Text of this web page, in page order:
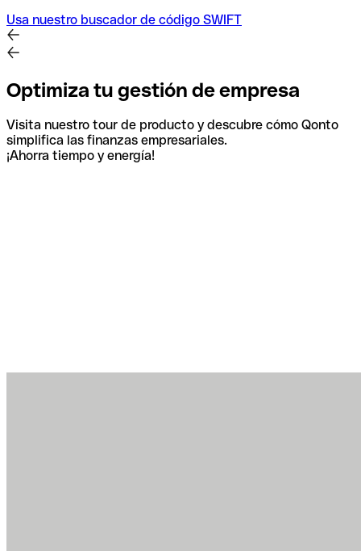
Usa nuestro buscador de código SWIFT
Optimiza tu gestión de empresa
Visita nuestro tour de producto y descubre cómo Qonto
simplifica las finanzas empresariales.
¡Ahorra tiempo y energía!